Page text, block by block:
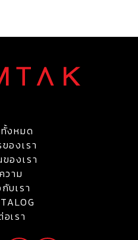
งหมด
องเรา
องเรา
วาม
บเรา
เรา